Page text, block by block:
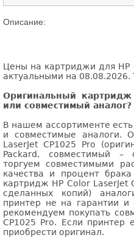
Описание:
Цены на картриджи для HP
актуальными на 08.08.2026.
Оригинальный
или совместимый аналог?
В нашем ассортименте
и совместимые аналоги.
LaserJet CP1025 Pro
Packard, совместимый –
торгуем совместимыми
качества и процент
картридж HP Color LaserJet
сделанных копий)
принтер не на гарантии
рекомендуем покупать
CP1025 Pro. Если
приобрести оригинал.